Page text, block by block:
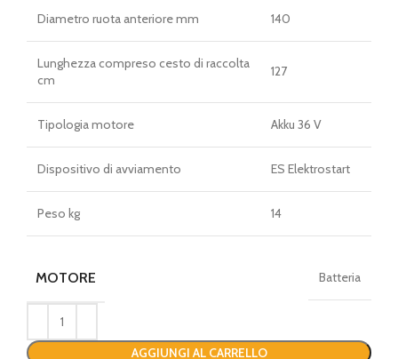
Diametro ruota anteriore mm 140
Lunghezza compreso cesto di raccolta
cm
127
Tipologia motore Akku 36 V
Dispositivo di avviamento ES Elektrostart
Peso kg 14
MOTORE Batteria
AGGIUNGI AL CARRELLO